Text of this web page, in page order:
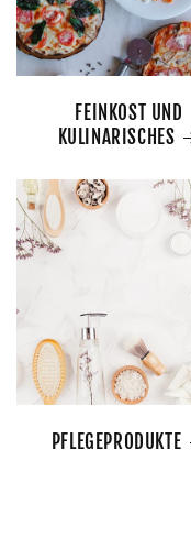
FEINKOST UND
KULINARISCHES
PFLEGEPRODUKTE